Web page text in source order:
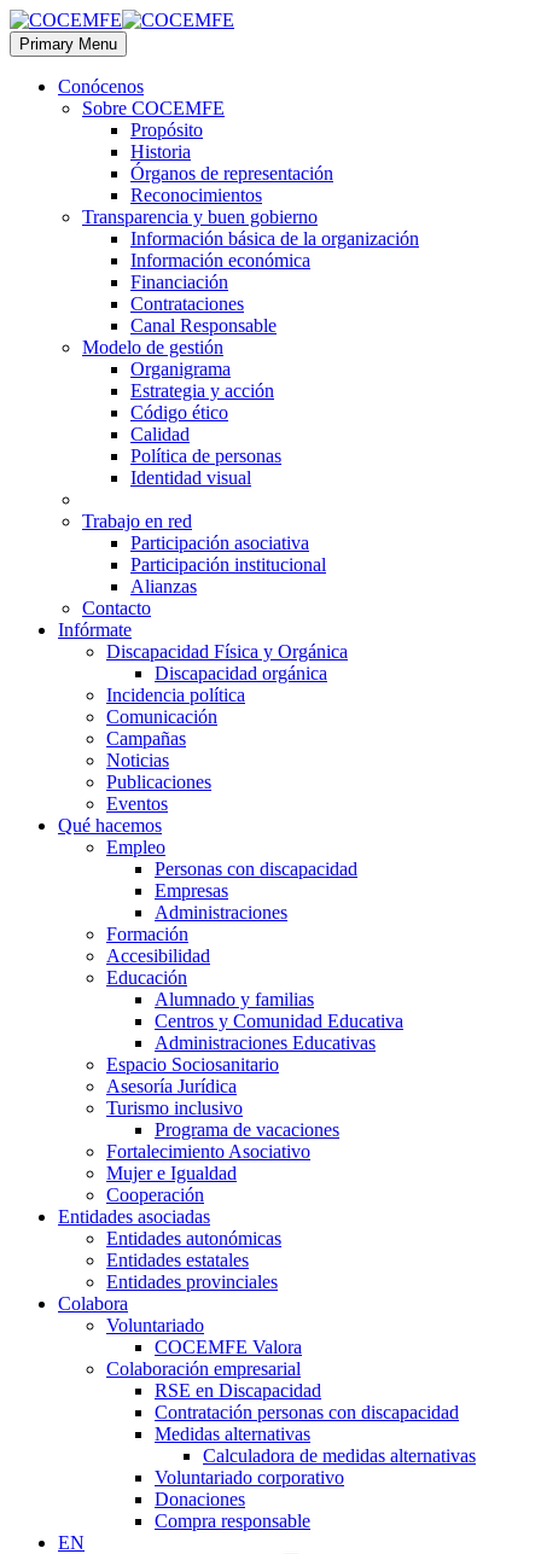
Primary Menu
Conócenos
Sobre COCEMFE
Propósito
Historia
Órganos de representación
Reconocimientos
Transparencia y buen gobierno
Información básica de la organización
Información económica
Financiación
Contrataciones
Canal Responsable
Modelo de gestión
Organigrama
Estrategia y acción
Código ético
Calidad
Política de personas
Identidad visual
Trabajo en red
Participación asociativa
Participación institucional
Alianzas
Contacto
Infórmate
Discapacidad Física y Orgánica
Discapacidad orgánica
Incidencia política
Comunicación
Campañas
Noticias
Publicaciones
Eventos
Qué hacemos
Empleo
Personas con discapacidad
Empresas
Administraciones
Formación
Accesibilidad
Educación
Alumnado y familias
Centros y Comunidad Educativa
Administraciones Educativas
Espacio Sociosanitario
Asesoría Jurídica
Turismo inclusivo
Programa de vacaciones
Fortalecimiento Asociativo
Mujer e Igualdad
Cooperación
Entidades asociadas
Entidades autonómicas
Entidades estatales
Entidades provinciales
Colabora
Voluntariado
COCEMFE Valora
Colaboración empresarial
RSE en Discapacidad
Contratación personas con discapacidad
Medidas alternativas
Calculadora de medidas alternativas
Voluntariado corporativo
Donaciones
Compra responsable
EN